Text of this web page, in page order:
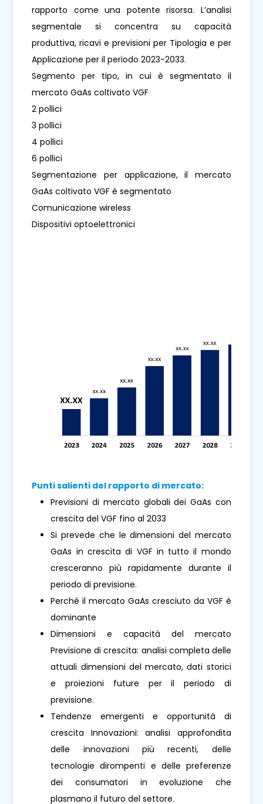
rapporto come una potente risorsa. L’analisi
segmentale si concentra su capacità
produttiva, ricavi e previsioni per Tipologia e per
Applicazione per il periodo 2023-2033.
Segmento per tipo, in cui è segmentato il
mercato GaAs coltivato VGF
2 pollici
3 pollici
4 pollici
6 pollici
Segmentazione per applicazione, il mercato
GaAs coltivato VGF è segmentato
Comunicazione wireless
Dispositivi optoelettronici
Punti salienti del rapporto di mercato:
Previsioni di mercato globali dei GaAs con
crescita del VGF fino al 2033
Si prevede che le dimensioni del mercato
GaAs in crescita di VGF in tutto il mondo
cresceranno più rapidamente durante il
periodo di previsione.
Perché il mercato GaAs cresciuto da VGF è
dominante
Dimensioni e capacità del mercato
Previsione di crescita: analisi completa delle
attuali dimensioni del mercato, dati storici
e proiezioni future per il periodo di
previsione.
Tendenze emergenti e opportunità di
crescita Innovazioni: analisi approfondita
delle innovazioni più recenti, delle
tecnologie dirompenti e delle preferenze
dei consumatori in evoluzione che
plasmano il futuro del settore.